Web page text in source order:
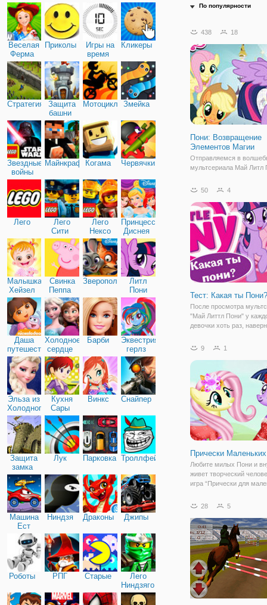
Веселая
Ферма
Приколы
Игры на
время
Кликеры
Стратегия
Защита
башни
МотоциклыЗмейка
Звездные
войны
Майнкрафт Когама Червячки
Лего
Лего
Сити
Лего
Нексо
Найтс
Принцессы
Диснея
Малышка
Хейзел
Свинка
Пеппа
Зверополис
Литл
Пони
Дружба
Даша
путешественница
Холодное
сердце
Барби
Эквестрия
герлз
Эльза из
Холодного
сердца
Кухня
Сары
Винкс Снайпер
Защита
замка
Лук Парковка Троллфейс
Машина
Ест
Машину
Ниндзя Драконы Джипы
Роботы РПГ Старые
Лего
Ниндзяго
По популярности
438 18
Пони: Возвращение
Элементов Магии
Отправляемся в
мультсериала Май Литл
Элементов Магии". Это
вы встретите всех
вышеуказанного
Для
50 4
Тест: Какая ты Пони?
После просмотра
"Май Литтл Пони" у
девочки хоть раз,
пони. Ведь эти
больше остальных и
принести большую
9 1
Прически
Любите милых Пони и
живет творческий
игра “Прически для
Милая Белла собралась
средней школы
необходимо
28 5